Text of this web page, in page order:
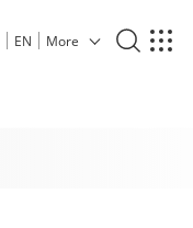
EN More